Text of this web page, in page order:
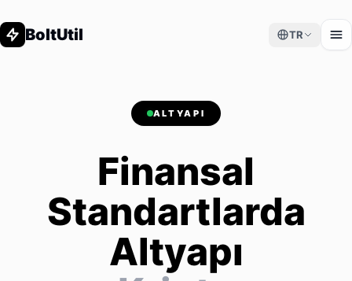
BoltUtil TR
ALTYAPI
Finansal
Standartlarda
Altyapı